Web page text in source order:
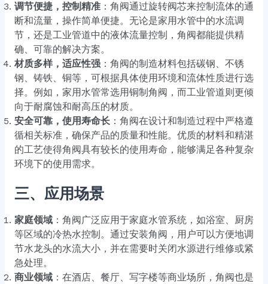
调节便捷，控制精准：角阀通过旋转阀芯来控制流体的通
断和流量，操作简单便捷。无论是家用水管中的水流调
节，还是工业管道中的液体流量控制，角阀都能提供精
确、可靠的解决方案。
材质多样，适应性强：角阀的制造材料包括碳钢、不锈
钢、铸铁、铜等，可根据具体使用环境和流体性质进行选
择。例如，家用水管常选用铜制角阀，而工业管道则更倾
向于耐腐蚀和耐高压的材质。
安全可靠，使用寿命长：角阀在设计和制造过程中严格遵
循相关标准，确保产品的质量和性能。优质的材料和精湛
的工艺使得角阀具有较长的使用寿命，能够满足各种复杂
环境下的使用需求。
三、应用场景
家庭领域：角阀广泛应用于家庭水管系统，如浴室、厨房
等区域的冷热水控制。通过安装角阀，用户可以方便地调
节水龙头的水流大小，并在需要时关闭水源进行维修或紧
急处理。
商业领域：在酒店、餐厅、写字楼等商业场所，角阀也是